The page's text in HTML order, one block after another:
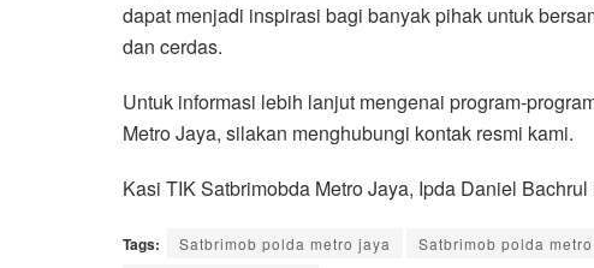
dapat menjadi inspirasi bagi banyak pihak untuk
dan cerdas.
Untuk informasi lebih lanjut mengenai program-
Metro Jaya, silakan menghubungi kontak resmi kami.
Kasi TIK Satbrimobda Metro Jaya, Ipda Daniel
Tags: Satbrimob polda metro jaya
Satbrimob polda